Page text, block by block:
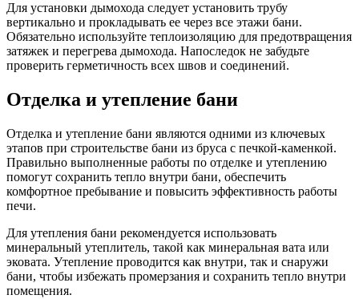
Для установки дымохода следует установить трубу
вертикально и прокладывать ее через все этажи бани.
Обязательно используйте теплоизоляцию для предотвращения
затяжек и перегрева дымохода. Напоследок не забудьте
проверить герметичность всех швов и соединений.
Отделка и утепление бани
Отделка и утепление бани являются одними из ключевых
этапов при строительстве бани из бруса с печкой-каменкой.
Правильно выполненные работы по отделке и утеплению
помогут сохранить тепло внутри бани, обеспечить
комфортное пребывание и повысить эффективность работы
печи.
Для утепления бани рекомендуется использовать
минеральный утеплитель, такой как минеральная вата или
эковата. Утепление проводится как внутри, так и снаружи
бани, чтобы избежать промерзания и сохранить тепло внутри
помещения.